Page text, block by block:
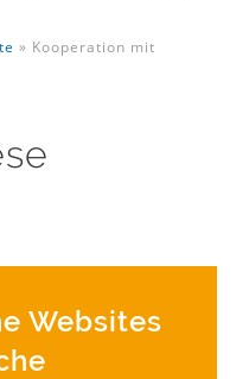
» Kooperation mit
Websites